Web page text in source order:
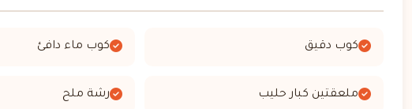
كوب دقيق كوب ماء دافئ
ملعقتين كبار حليب رشة ملح